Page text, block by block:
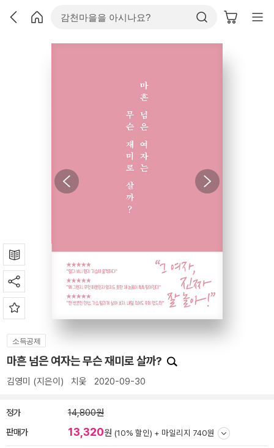
소득공제
마흔 넘은 여자는 무슨 재미로 살까?
김영미 (지은이) 치읓 2020-09-30
정가 14,800원
판매가 13,320원 (10% 할인) + 마일리지 740원